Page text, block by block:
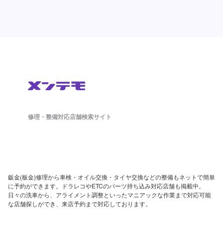
修理・整備対応店舗検索サイト
鈑金(板金)修理から車検・オイル交換・タイヤ交換などの整備もネットで簡単
に予約ができます。ドラレコやETCのパーツ持ち込み対応店舗も掲載中。
日々の洗車から、アライメント調整といったマニアックな作業まで対応可能
な店舗探しができ、来店予約まで対応しております。